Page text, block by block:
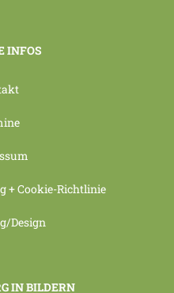
INFOS
+ Cookie-Richtlinie
Design
IN BILDERN